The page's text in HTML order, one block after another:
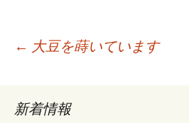
投
稿
← 大豆を蒔いています
新着情報